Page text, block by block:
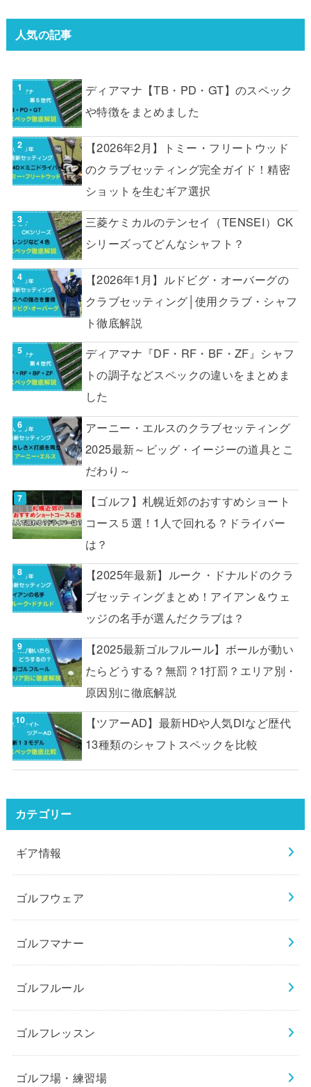
人気の記事
ディアマナ【TB・PD・GT】のスペック
や特徴をまとめました
【2026年2月】トミー・フリートウッド
のクラブセッティング完全ガイド！精密
ショットを生むギア選択
三菱ケミカルのテンセイ（TENSEI）CK
シリーズってどんなシャフト？
【2026年1月】ルドビグ・オーバーグの
クラブセッティング│使用クラブ・シャフ
ト徹底解説
ディアマナ『DF・RF・BF・ZF』シャフ
トの調子などスペックの違いをまとめま
した
アーニー・エルスのクラブセッティング
2025最新～ビッグ・イージーの道具とこ
だわり～
【ゴルフ】札幌近郊のおすすめショート
コース５選！1人で回れる？ドライバー
は？
【2025年最新】ルーク・ドナルドのクラ
ブセッティングまとめ！アイアン＆ウェ
ッジの名手が選んだクラブは？
【2025最新ゴルフルール】ボールが動い
たらどうする？無罰？1打罰？エリア別・
原因別に徹底解説
【ツアーAD】最新HDや人気DIなど歴代
13種類のシャフトスペックを比較
カテゴリー
ギア情報
ゴルフウェア
ゴルフマナー
ゴルフルール
ゴルフレッスン
ゴルフ場・練習場